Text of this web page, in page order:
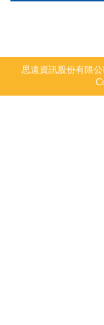
思遠資訊股份有限